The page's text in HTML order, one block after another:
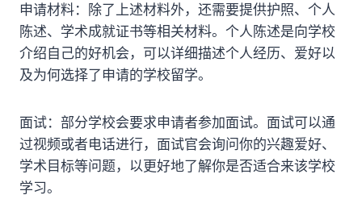
申请材料：除了上述材料外，还需要提供护照、个人
陈述、学术成就证书等相关材料。个人陈述是向学校
介绍自己的好机会，可以详细描述个人经历、爱好以
及为何选择了申请的学校留学。
面试：部分学校会要求申请者参加面试。面试可以通
过视频或者电话进行，面试官会询问你的兴趣爱好、
学术目标等问题，以更好地了解你是否适合来该学校
学习。